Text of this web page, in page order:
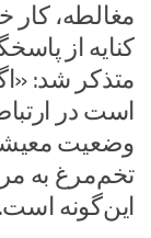
مغالطه، کار
کنایه از
متذکر شد:
است در
وضعیت
تخم‌مرغ به
این‌گونه